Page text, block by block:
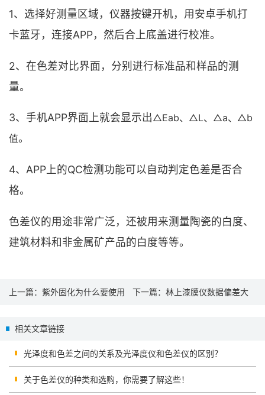
1、选择好测量区域，仪器按键开机，用安卓手机打
卡蓝牙，连接APP，然后合上底盖进行校准。
2、在色差对比界面，分别进行标准品和样品的测
量。
3、手机APP界面上就会显示出△Eab、△L、△a、△b
值。
4、APP上的QC检测功能可以自动判定色差是否合
格。
色差仪的用途非常广泛，还被用来测量陶瓷的白度、
建筑材料和非金属矿产品的白度等等。
上一篇： 紫外固化为什么要使用 下一篇： 林上漆膜仪数据偏差大
相关文章链接
光泽度和色差之间的关系及光泽度仪和色差仪的区别？
关于色差仪的种类和选购，你需要了解这些！